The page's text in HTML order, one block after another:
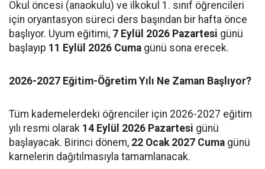
Okul öncesi (anaokulu) ve ilkokul 1. sınıf öğrencileri
için oryantasyon süreci ders başından bir hafta önce
başlıyor. Uyum eğitimi, 7 Eylül 2026 Pazartesi günü
başlayıp 11 Eylül 2026 Cuma günü sona erecek.
2026-2027 Eğitim-Öğretim Yılı Ne Zaman Başlıyor?
Tüm kademelerdeki öğrenciler için 2026-2027 eğitim
yılı resmi olarak 14 Eylül 2026 Pazartesi günü
başlayacak. Birinci dönem, 22 Ocak 2027 Cuma günü
karnelerin dağıtılmasıyla tamamlanacak.